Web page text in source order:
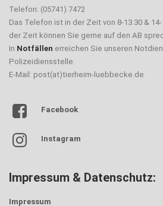
Telefon: (05741) 7472
Das Telefon ist in der Zeit von 8-13.30 &
der Zeit können Sie gerne auf den AB
In Notfällen erreichen Sie unseren
Polizeidiensstelle.
E-Mail: post(at)tierheim-luebbecke.de
Facebook
Instagram
Impressum & Datenschutz:
Impressum